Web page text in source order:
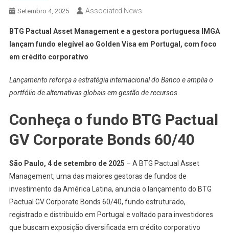
Setembro 4, 2025 Associated News
BTG Pactual Asset Management e a gestora portuguesa IMGA
lançam fundo elegível ao Golden Visa em Portugal, com foco
em crédito corporativo
Lançamento reforça a estratégia internacional do Banco e amplia o
portfólio de alternativas globais em gestão de recursos
Conheça o fundo BTG Pactual
GV Corporate Bonds 60/40
São Paulo, 4 de setembro de 2025 – A BTG Pactual Asset
Management, uma das maiores gestoras de fundos de
investimento da América Latina, anuncia o lançamento do BTG
Pactual GV Corporate Bonds 60/40, fundo estruturado,
registrado e distribuído em Portugal e voltado para investidores
que buscam exposição diversificada em crédito corporativo